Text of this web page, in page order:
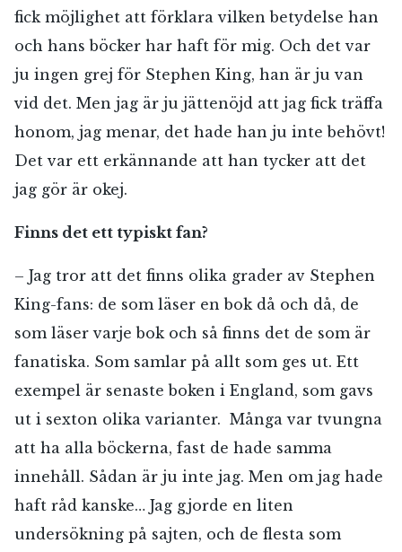
fick möjlighet att förklara vilken betydelse han
och hans böcker har haft för mig. Och det var
ju ingen grej för Stephen King, han är ju van
vid det. Men jag är ju jättenöjd att jag fick träffa
honom, jag menar, det hade han ju inte behövt!
Det var ett erkännande att han tycker att det
jag gör är okej.
Finns det ett typiskt fan?
– Jag tror att det finns olika grader av Stephen
King-fans: de som läser en bok då och då, de
som läser varje bok och så finns det de som är
fanatiska. Som samlar på allt som ges ut. Ett
exempel är senaste boken i England, som gavs
ut i sexton olika varianter. Många var tvungna
att ha alla böckerna, fast de hade samma
innehåll. Sådan är ju inte jag. Men om jag hade
haft råd kanske… Jag gjorde en liten
undersökning på sajten, och de flesta som